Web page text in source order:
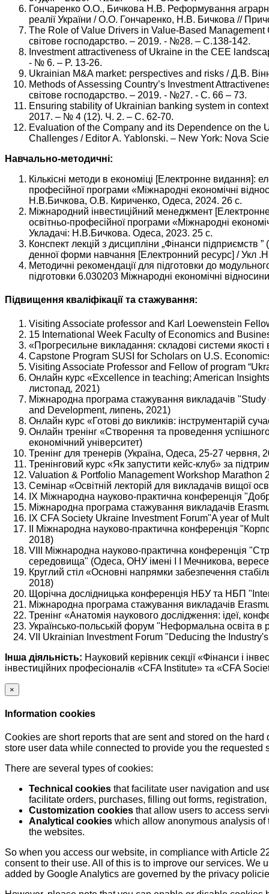
Гончаренко О.О., Бичкова Н.В. Реформування
реалії України / О.О. Гончаренко, Н.В. Бичкова //
The Role of Value Drivers in Value-Based Management
світове господарство. – 2019. - №28. – С.138-142.
Investment attractiveness of Ukraine in the CEE
- № 6. – P. 13-26.
Ukrainian M&A market: perspectives and risks / Д.В.
Methods of Assessing Country’s Investment
світове господарство. – 2019. - №27. - С. 66 – 73.
Ensuring stability of Ukrainian banking system in
2017. – № 4 (12). Ч. 2. – С. 62-70.
Evaluation of the Company and its Dependence on the
Challenges / Editor A. Yablonski. – New York: Nova
Навчально-методичні:
Кількісні методи в економіці [Електронне видання]:
професійної програми «Міжнародні економічні
Н.В.Бичкова, О.В. Кириченко, Одеса, 2024. 26 с.
Міжнародний інвестиційний менеджмент [Електронне
освітньо-професійної програми «Міжнародні
Укладачі: Н.В.Бичкова. Одеса, 2023. 25 с.
Конспект лекцій з дисципліни „Фінанси підприємств
денної форми навчання [Електронний ресурс] / Укл
Методичні рекомендації для підготовки до
підготовки 6.030203 Міжнародні економічні
Підвищення кваліфікації та стажування:
Visiting Associate professor and Karl Loewenstein
15 International Week Faculty of Economics and
«Прогресильне викладання: складові системи
Capstone Program SUSI for Scholars on U.S.
Visiting Associate Professor and Fellow of program
Онлайн курс «Excellence in teaching; American
листопад, 2021)
Міжнародна програма стажування викладачів
and Development, липень, 2021)
Онлайн курс «Готові до викликів: інструментарій
Онлайн тренінг «Створення та проведення
економічний університет)
Тренінг для тренерів (Україна, Одеса, 25-27 червня,
Тренінговий курс «Як запустити кейс-клуб» за
Valuation & Portfolio Management Workshop Marathon
Семінар «Освітній лекторій для викладачів вищої
IX Міжнародна науково-практична конференція
Міжнародна програма стажування викладачів
IX CFA Society Ukraine Investment Forum"A year of
II Міжнародна науково-практична конференція
2018)
VIII Міжнародна науково-практична конференція
середовища" (Одеса, ОНУ імені І І Мечникова,
Круглий стіл «Основні напрямки забезпечення
2018)
Щорічна дослідницька конференція НБУ та НБП
Міжнародна програма стажування викладачів
Тренінг «Анатомія наукового дослідження: ідеї,
Українсько-польській форум "Неформальна освіта в
VII Ukrainian Investment Forum "Deducing the Industry's
Iнша діяльність: Науковий керівник секції «Фінанси і
інвестиційних професіоналів «CFA Institute» та «CFA
×
Information cookies
Cookies are short reports that are sent and stored on the
store user data while connected to provide you the
There are several types of cookies:
Technical cookies that facilitate user navigation and
facilitate orders, purchases, filling out forms,
Customization cookies that allow users to access
Analytical cookies which allow anonymous analysis
the websites.
So when you access our website, in compliance with Article
consent to their use. All of this is to improve our services.
added by Google Analytics are governed by the privacy